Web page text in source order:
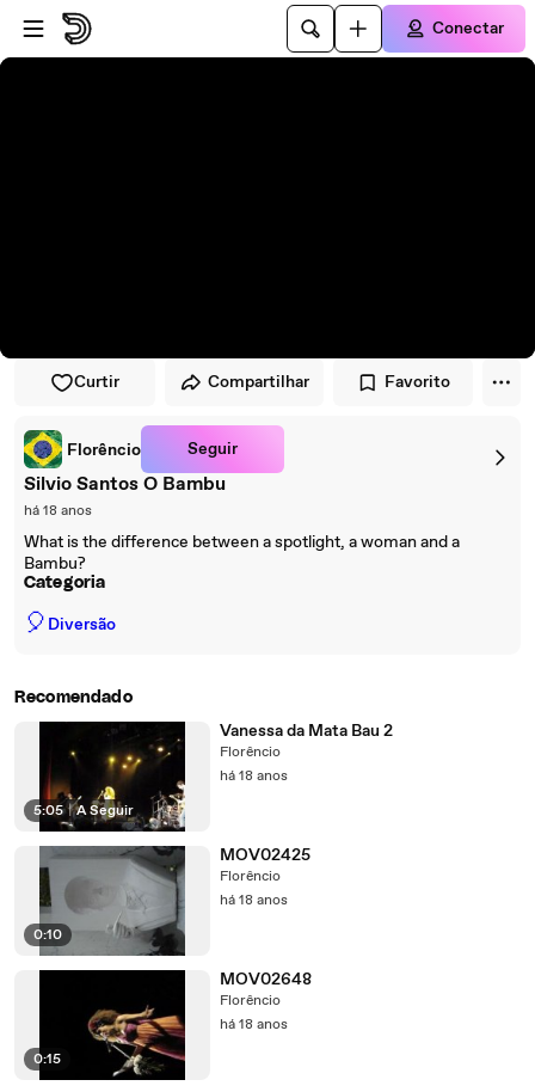
Pular para o player
Ir para o conteúdo principal
Conectar
Curtir Compartilhar Favorito
Florêncio Seguir
Silvio Santos O Bambu
há 18 anos
What is the difference between a spotlight, a woman and a
Bambu?
Categoria
🎈 Diversão
Recomendado
5:05 | A Seguir
Vanessa da Mata Bau 2
Florêncio
há 18 anos
0:10
MOV02425
Florêncio
há 18 anos
0:15
MOV02648
Florêncio
há 18 anos